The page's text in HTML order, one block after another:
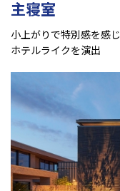
主寝室
小上がりで特別感を感
ホテルライクを演出